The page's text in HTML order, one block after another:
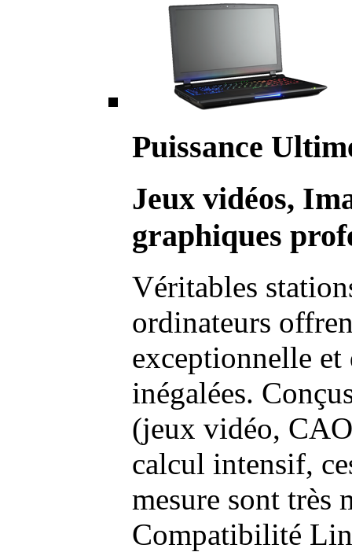
Puissance
Jeux vidéos,
graphiques
Véritables
ordinateurs
exceptionnelle et
inégalées.
(jeux vidéo,
calcul intensif,
mesure sont très
Compatibilité